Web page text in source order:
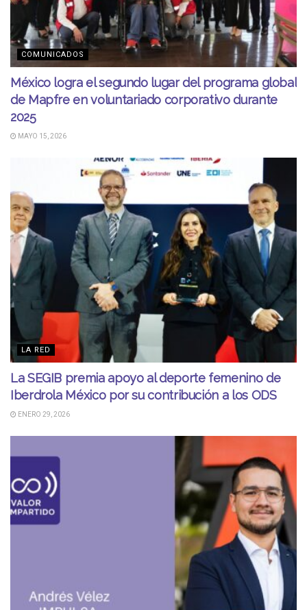
COMUNICADOS
México logra el segundo lugar del programa global
de Mapfre en voluntariado corporativo durante
2025
MAYO 15, 2026
LA RED
La SEGIB premia apoyo al deporte femenino de
Iberdrola México por su contribución a los ODS
ENERO 29, 2026